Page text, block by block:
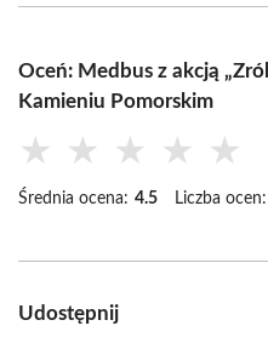
Oceń: Medbus z akcją
Kamieniu Pomorskim
★ ★ ★ ★ ★
Średnia ocena: 4.5 Liczba ocen:
Udostępnij